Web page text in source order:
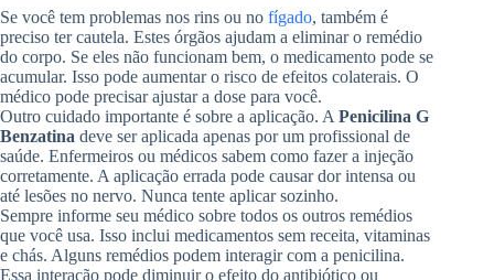
Se você tem problemas nos rins ou no fígado, também é
preciso ter cautela. Estes órgãos ajudam a eliminar o remédio
do corpo. Se eles não funcionam bem, o medicamento pode se
acumular. Isso pode aumentar o risco de efeitos colaterais. O
médico pode precisar ajustar a dose para você.
Outro cuidado importante é sobre a aplicação. A Penicilina G
Benzatina deve ser aplicada apenas por um profissional de
saúde. Enfermeiros ou médicos sabem como fazer a injeção
corretamente. A aplicação errada pode causar dor intensa ou
até lesões no nervo. Nunca tente aplicar sozinho.
Sempre informe seu médico sobre todos os outros remédios
que você usa. Isso inclui medicamentos sem receita, vitaminas
e chás. Alguns remédios podem interagir com a penicilina.
Essa interação pode diminuir o efeito do antibiótico ou